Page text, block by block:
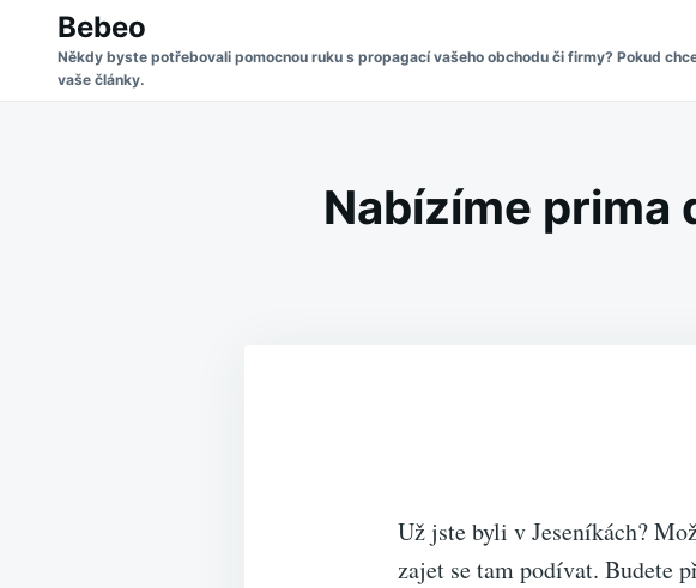
content
Search
for:
Bebeo
Někdy byste potřebovali pomocnou ruku s propagací vašeho obchodu či firmy? Pokud
vaše články.
Nabízíme prima
Už jste byli v Jeseníkách?
zajet se tam podívat. Budete